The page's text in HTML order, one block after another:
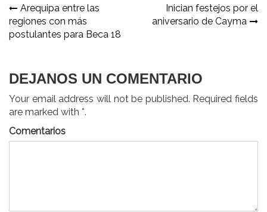
Navegación
de
Arequipa entre las
regiones con más
postulantes para Beca 18
Inician festejos por el
aniversario de Cayma
DEJANOS UN COMENTARIO
Your email address will not be published. Required fields
are marked with *.
Comentarios